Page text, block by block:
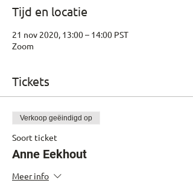
Tijd en locatie
21 nov 2020, 13:00 – 14:00 PST
Zoom
Tickets
Verkoop geëindigd op
Soort ticket
Anne Eekhout
Meer info